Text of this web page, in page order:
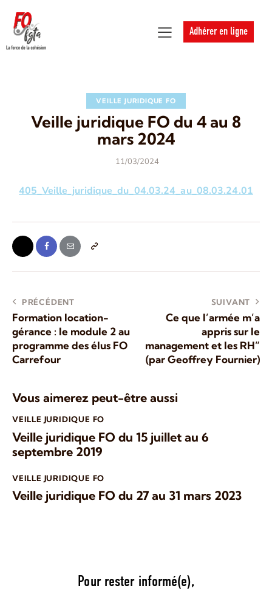
Adhérer en ligne
VEILLE JURIDIQUE FO
Veille juridique FO du 4 au 8
mars 2024
11/03/2024
405_Veille_juridique_du_04.03.24_au_08.03.24.01
PRÉCÉDENT
Formation location-
gérance : le module 2 au
programme des élus FO
Carrefour
SUIVANT
Ce que l’armée m’a
appris sur le
management et les RH”
(par Geoffrey Fournier)
Vous aimerez peut-être aussi
VEILLE JURIDIQUE FO
Veille juridique FO du 15 juillet au 6
septembre 2019
VEILLE JURIDIQUE FO
Veille juridique FO du 27 au 31 mars 2023
Pour rester informé(e),